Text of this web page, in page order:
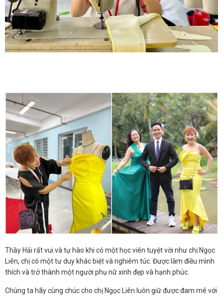
Thầy Hải rất vui và tự hào khi có một học viên tuyệt vời như chị Ngọc
Liên, chị có một tư duy khác biệt và nghiêm túc. Được làm điều mình
thích và trở thành một người phụ nữ xinh đẹp và hạnh phúc.
Chúng ta hãy cùng chúc cho chị Ngọc Liên luôn giữ được đam mê với